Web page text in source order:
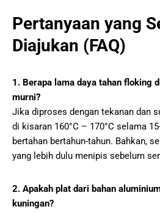
Pertanyaan yang
Diajukan (FAQ)
1. Berapa lama daya tahan floking
murni?
Jika diproses dengan tekanan dan
di kisaran 160°C – 170°C selama
bertahan bertahun-tahun. Bahkan,
yang lebih dulu menipis sebelum
2. Apakah plat dari bahan
kuningan?